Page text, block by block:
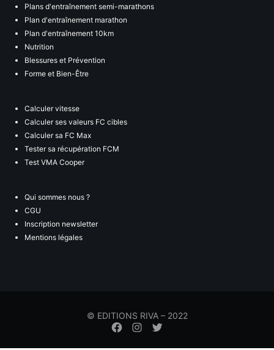
Plans d'entraînement semi-marathons
Plan d'entraînement marathon
Plan d'entraînement 10km
Nutrition
Blessures et Prévention
Forme et Bien-Être
Calculer vitesse
Calculer ses valeurs FC cibles
Calculer sa FC Max
Tester sa récupération FCM
Test VMA Cooper
Qui sommes nous ?
CGU
Inscription newsletter
Mentions légales
© EDITIONS RIVA – 2022
Élément
menu